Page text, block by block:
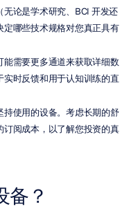
无论是学术研究、BCI 开发还
哪些技术规格对您真正具有
能需要更多通道来获取详细数
时反馈和用于认知训练的直
持使用的设备。考虑长期的舒
阅成本，以了解您投资的真
备？